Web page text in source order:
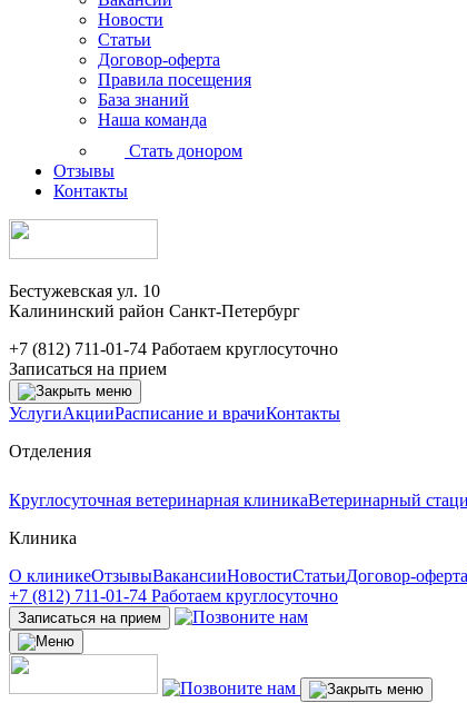
Новости
Статьи
Договор-оферта
Правила посещения
База знаний
Наша команда
Стать донором
Отзывы
Контакты
Бестужевская ул. 10
Калининский район Санкт-Петербург
+7 (812) 711-01-74 Работаем круглосуточно
Записаться на прием
УслугиАкцииРасписание и врачиКонтакты
Отделения
Круглосуточная ветеринарная клиникаВетеринарный
Клиника
О клиникеОтзывыВакансииНовостиСтатьиДоговор-оферта
+7 (812) 711-01-74 Работаем круглосуточно
Записаться на прием